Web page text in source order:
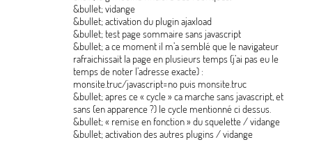
&bullet; vidange
&bullet; activation du plugin ajaxload
&bullet; test page sommaire sans javascript
&bullet; a ce moment il m’a semblé que le navigateur
rafraichissait la page en plusieurs temps (j’ai pas eu le
temps de noter l’adresse exacte) :
monsite.truc/javascript=no puis monsite.truc
&bullet; apres ce « cycle» ca marche sans javascript, et
sans (en apparence?) le cycle mentionné ci dessus.
&bullet; « remise en fonction» du squelette / vidange
&bullet; activation des autres plugins / vidange